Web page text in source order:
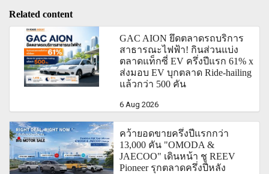
Related content
GAC AION ยึดตลาดรถบริการ
สาธารณะไฟฟ้า! กินส่วนแบ่ง
ตลาดแท็กซี่ EV ครึ่งปีแรก 61% x
ส่งมอบ EV บุกตลาด Ride-hailing
แล้วกว่า 500 คัน
6 Aug 2026
คว้ายอดขายครึ่งปีแรกกว่า
13,000 คัน "OMODA &
JAECOO" เดินหน้า ชู REEV
Pioneer รุกตลาดครึ่งปีหลัง